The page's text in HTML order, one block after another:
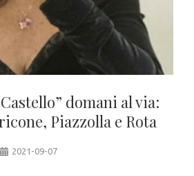
domani al via:
Piazzolla e Rota
2021-09-07